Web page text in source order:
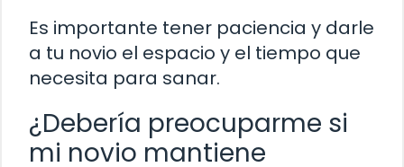
Es importante tener paciencia y darle
a tu novio el espacio y el tiempo que
necesita para sanar.
¿Debería preocuparme si
mi novio mantiene